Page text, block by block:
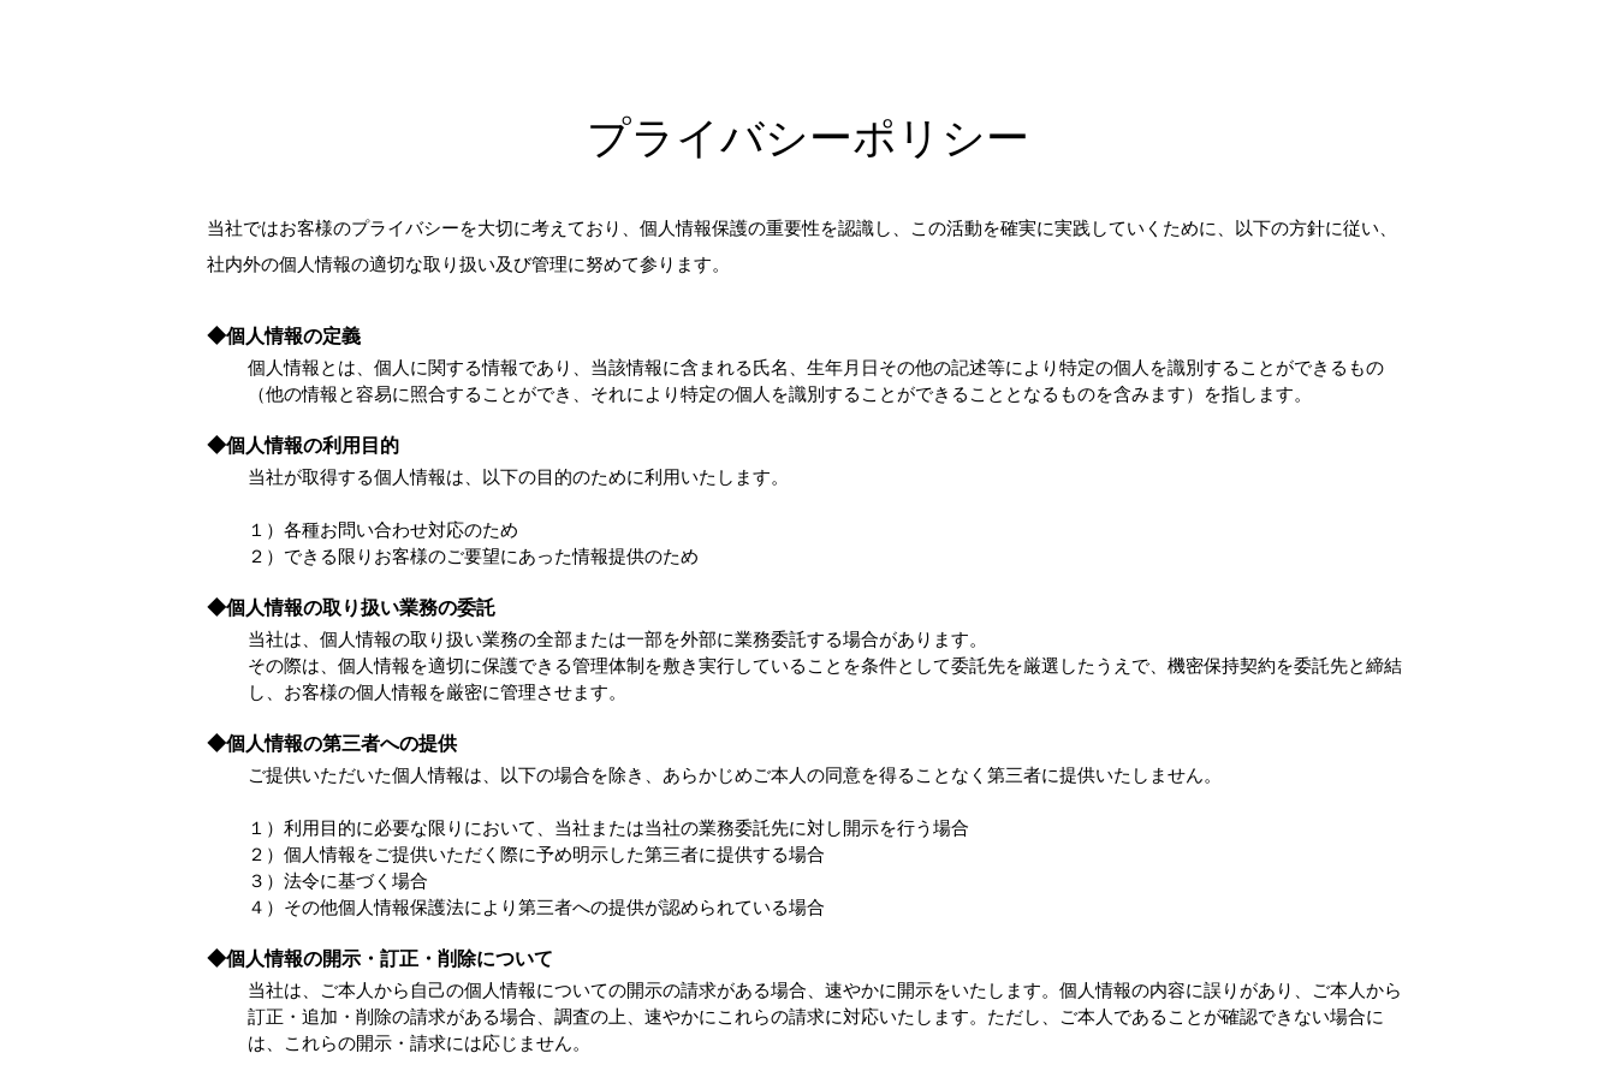
プライバシーポリシー
当社ではお客様のプライバシーを大切に考えており、個人情報保護の重要性を認識し、この活動を確実に実践していくために、以下の方針に従い、
社内外の個人情報の適切な取り扱い及び管理に努めて参ります。
◆個人情報の定義
個人情報とは、個人に関する情報であり、当該情報に含まれる氏名、生年月日その他の記述等により特定の個人を識別することができるもの
（他の情報と容易に照合することができ、それにより特定の個人を識別することができることとなるものを含みます）を指します。
◆個人情報の利用目的
当社が取得する個人情報は、以下の目的のために利用いたします。
１）各種お問い合わせ対応のため
２）できる限りお客様のご要望にあった情報提供のため
◆個人情報の取り扱い業務の委託
当社は、個人情報の取り扱い業務の全部または一部を外部に業務委託する場合があります。
その際は、個人情報を適切に保護できる管理体制を敷き実行していることを条件として委託先を厳選したうえで、機密保持契約を委託先と締結
し、お客様の個人情報を厳密に管理させます。
◆個人情報の第三者への提供
ご提供いただいた個人情報は、以下の場合を除き、あらかじめご本人の同意を得ることなく第三者に提供いたしません。
１）利用目的に必要な限りにおいて、当社または当社の業務委託先に対し開示を行う場合
２）個人情報をご提供いただく際に予め明示した第三者に提供する場合
３）法令に基づく場合
４）その他個人情報保護法により第三者への提供が認められている場合
◆個人情報の開示・訂正・削除について
当社は、ご本人から自己の個人情報についての開示の請求がある場合、速やかに開示をいたします。個人情報の内容に誤りがあり、ご本人から
訂正・追加・削除の請求がある場合、調査の上、速やかにこれらの請求に対応いたします。ただし、ご本人であることが確認できない場合に
は、これらの開示・請求には応じません。